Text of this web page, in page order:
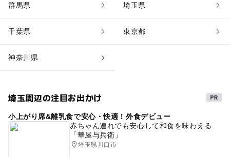
群馬県 埼玉県
千葉県 東京都
神奈川県
埼玉周辺の注目お出かけ
小上がり席&離乳食で安心・快適！外食デビュー
赤ちゃん連れでも安心して和食を味わえる
「華屋与兵衛」
埼玉県川口市